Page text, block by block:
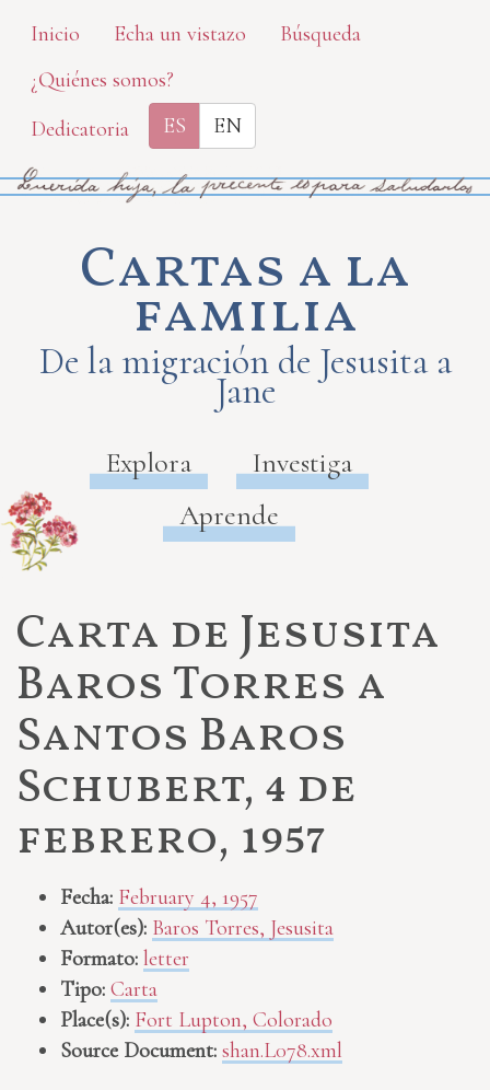
Skip
main
content
Inicio Echa un vistazo
Búsqueda
¿Quiénes somos?
Dedicatoria
ES EN
Cartas a la
familia
De la migración de Jesusita a
Jane
Explora
Investiga
Aprende
Carta de Jesusita
Baros Torres a
Santos Baros
Schubert, 4 de
febrero, 1957
Fecha: February 4, 1957
Autor(es): Baros Torres, Jesusita
Formato: letter
Tipo: Carta
Place(s): Fort Lupton, Colorado
Source Document: shan.L078.xml